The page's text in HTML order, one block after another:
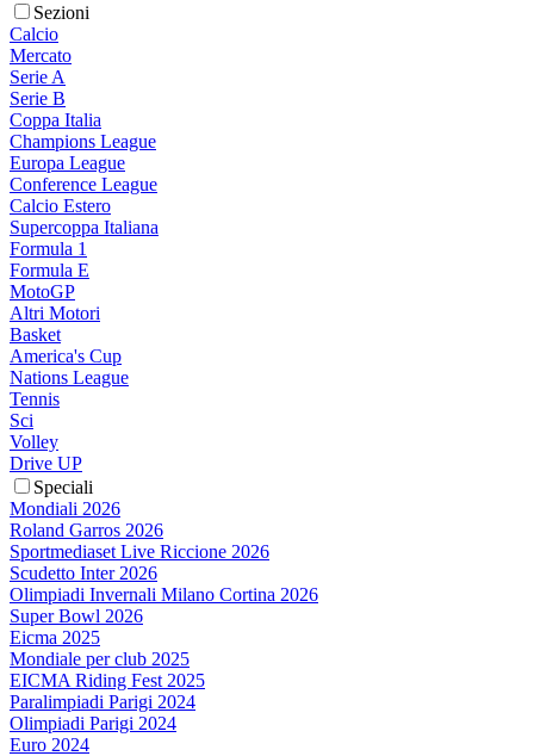
Sezioni
Calcio
Mercato
Serie A
Serie B
Coppa Italia
Champions League
Europa League
Conference League
Calcio Estero
Supercoppa Italiana
Formula 1
Formula E
MotoGP
Altri Motori
Basket
America's Cup
Nations League
Tennis
Sci
Volley
Drive UP
Speciali
Mondiali 2026
Roland Garros 2026
Sportmediaset Live Riccione 2026
Scudetto Inter 2026
Olimpiadi Invernali Milano Cortina 2026
Super Bowl 2026
Eicma 2025
Mondiale per club 2025
EICMA Riding Fest 2025
Paralimpiadi Parigi 2024
Olimpiadi Parigi 2024
Euro 2024